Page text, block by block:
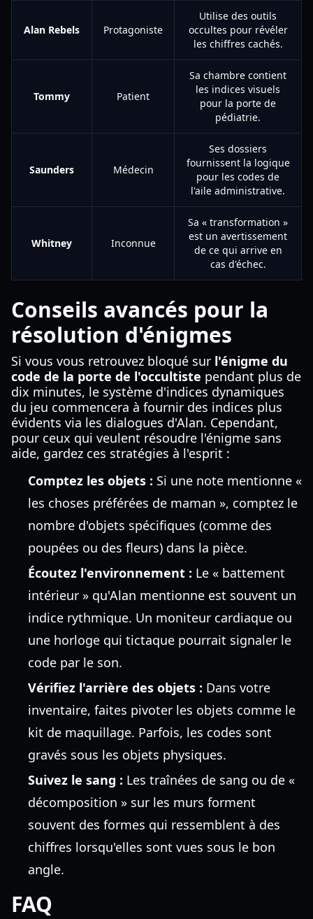
Alan Rebels Protagoniste
Utilise des outils
occultes pour révéler
les chiffres cachés.
Tommy Patient
Sa chambre contient
les indices visuels
pour la porte de
pédiatrie.
Saunders Médecin
Ses dossiers
fournissent la logique
pour les codes de
l'aile administrative.
Whitney Inconnue
Sa « transformation »
est un avertissement
de ce qui arrive en
cas d'échec.
Conseils avancés pour la
résolution d'énigmes
Si vous vous retrouvez bloqué sur l'énigme du
code de la porte de l'occultiste pendant plus de
dix minutes, le système d'indices dynamiques
du jeu commencera à fournir des indices plus
évidents via les dialogues d'Alan. Cependant,
pour ceux qui veulent résoudre l'énigme sans
aide, gardez ces stratégies à l'esprit :
Comptez les objets : Si une note mentionne «
les choses préférées de maman », comptez le
nombre d'objets spécifiques (comme des
poupées ou des fleurs) dans la pièce.
Écoutez l'environnement : Le « battement
intérieur » qu'Alan mentionne est souvent un
indice rythmique. Un moniteur cardiaque ou
une horloge qui tictaque pourrait signaler le
code par le son.
Vérifiez l'arrière des objets : Dans votre
inventaire, faites pivoter les objets comme le
kit de maquillage. Parfois, les codes sont
gravés sous les objets physiques.
Suivez le sang : Les traînées de sang ou de «
décomposition » sur les murs forment
souvent des formes qui ressemblent à des
chiffres lorsqu'elles sont vues sous le bon
angle.
FAQ